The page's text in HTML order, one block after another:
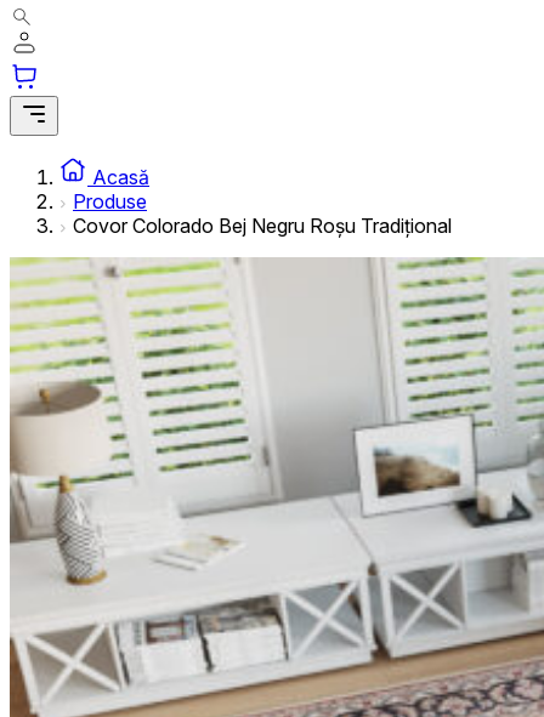
Acasă
Produse
Covor Colorado Bej Negru Roșu Tradițional
interesante pentru utilizatori și, astfel, mai valoroase
Cookie-urile neclasificate
Cookie-urile neclasificate sunt cookie-uri aflate în